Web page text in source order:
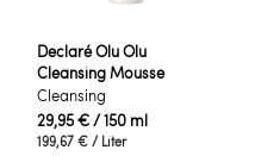
Declaré Olu Olu
Cleansing Mousse
Cleansing
29,95 €/ 150 ml
199,67 € / Liter